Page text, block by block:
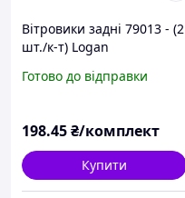
Вітровики задні 79013 - (2
шт./к-т) Logan
Готово до відправки
198.45₴/комплект
Купити